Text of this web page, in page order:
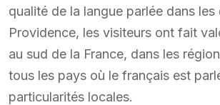
qualité de la langue parlée dans
Providence, les visiteurs ont fait
au sud de la France, dans les
tous les pays où le français est
particularités locales.